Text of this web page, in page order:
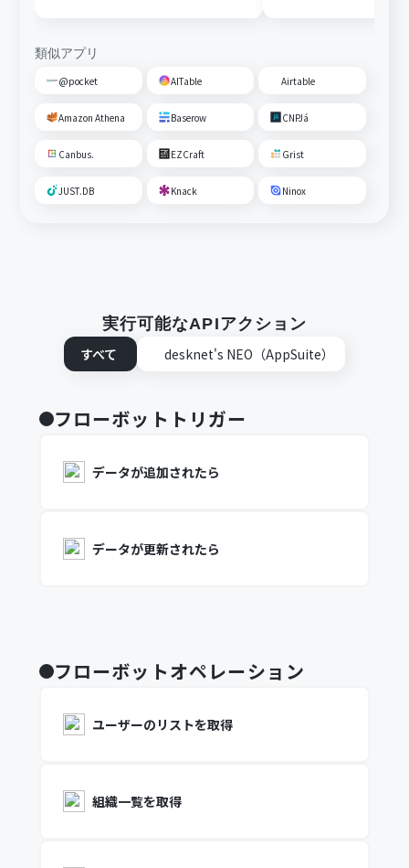
類似アプリ
@pocket AITable Airtable
Amazon Athena Baserow CNPJá
Canbus. EZCraft Grist
JUST.DB Knack Ninox
実行可能なAPIアクション
すべて
desknet's NEO（AppSuite）
フローボットトリガー
データが追加されたら
データが更新されたら
フローボットオペレーション
ユーザーのリストを取得
組織一覧を取得